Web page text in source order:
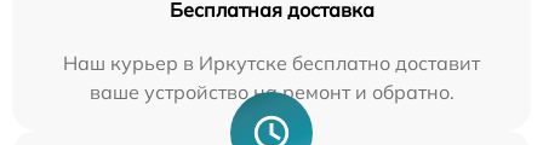
Бесплатная доставка
Наш курьер в Иркутске бесплатно доставит
ваше устройство на ремонт и обратно.